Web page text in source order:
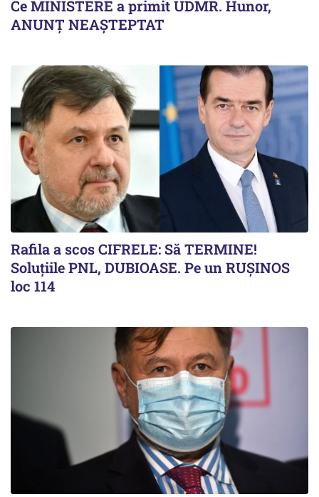
Ce MINISTERE a primit UDMR. Hunor,
ANUNȚ NEAȘTEPTAT
Rafila a scos CIFRELE: Să TERMINE!
Soluțiile PNL, DUBIOASE. Pe un RUȘINOS
loc 114